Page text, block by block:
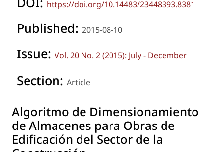
https://doi.org/10.14483/23448393.8381
Published: 2015-08-10
Issue: Vol. 20 No. 2 (2015): July - December
Section: Article
Algoritmo de Dimensionamiento
de Almacenes para Obras de
Edificación del Sector de la